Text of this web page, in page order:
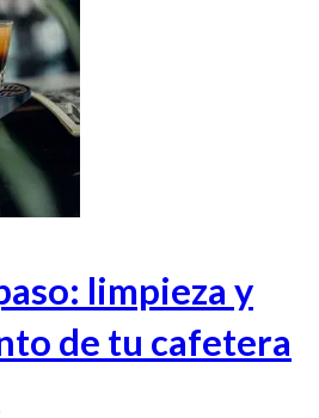
limpieza y
de tu cafetera